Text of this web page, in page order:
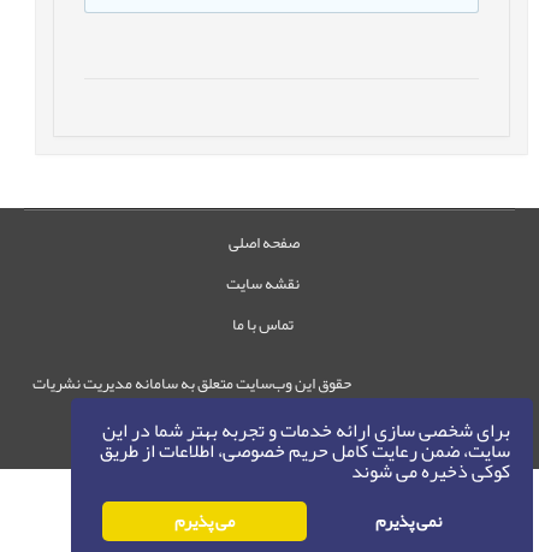
برای شخصی سازی ارائه خدمات و تجربه بهتر شما در این
سایت، ضمن رعایت کامل حریم خصوصی، اطلاعات از طریق
کوکی ذخیره می شوند
نمی پذیرم می پذیرم
صفحه اصلی
نقشه سایت
تماس با ما
حقوق این وب‌سایت متعلق به سامانه مدیریت نشریات
حق نشر ©
1405-1396